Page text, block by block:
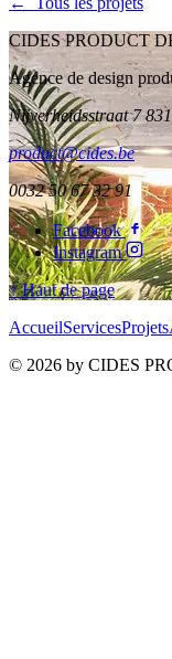
CIDES PRODUCT
Agence de design
Nijverheidsstraat 7
product@cides.be
0032 50 67 32 91
Facebook
Instagram
↑ Haut de page
AccueilServicesProjets
© 2026 by CIDES